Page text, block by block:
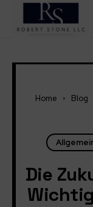
Home Blog
Die